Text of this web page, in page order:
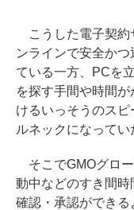
こうした電子契約
ンラインで安全か
ている一方、PCを
を探す手間や時間
けるいっそうのス
ルネックになってい
そこでGMOグロ
動中などのすき間
確認・承認ができる